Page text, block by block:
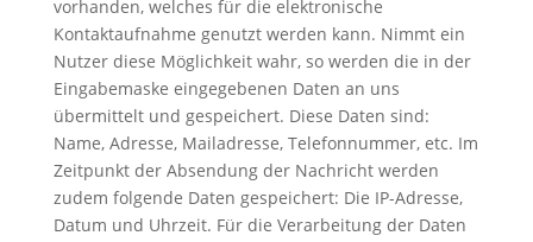
vorhanden, welches für die elektronische
Kontaktaufnahme genutzt werden kann. Nimmt ein
Nutzer diese Möglichkeit wahr, so werden die in der
Eingabemaske eingegebenen Daten an uns
übermittelt und gespeichert. Diese Daten sind:
Name, Adresse, Mailadresse, Telefonnummer, etc. Im
Zeitpunkt der Absendung der Nachricht werden
zudem folgende Daten gespeichert: Die IP-Adresse,
Datum und Uhrzeit. Für die Verarbeitung der Daten